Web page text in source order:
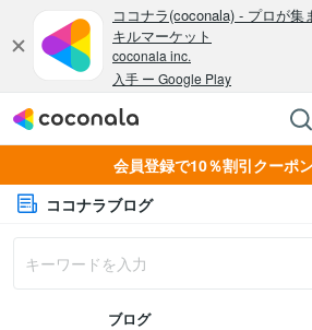
会員登録で10％割引クーポ
ココナラブログ
ブログ